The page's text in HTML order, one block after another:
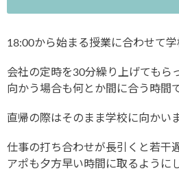
18:00から始まる授業に合わせて学
会社の定時を30分繰り上げてもら
向かう場合も何とか間に合う時間
直帰の際はそのまま学校に向かいま
仕事の打ち合わせが長引くと若干
アポも夕方早い時間に取るように